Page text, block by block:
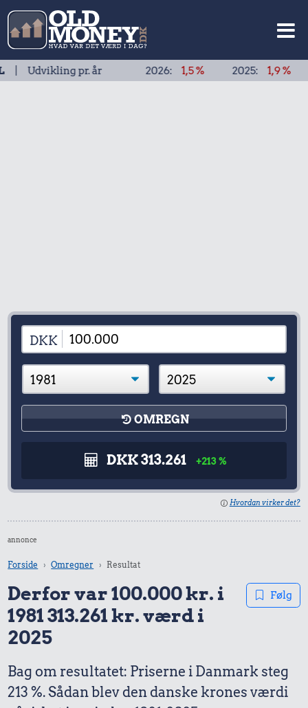
pr. år2026: 1,5 % 2025: 1,9 % 2024:
DKK
OMREGN
DKK 313.261 +213 %
Hvordan virker det?
annonce
Forside Omregner Resultat
Derfor var 100.000 kr. i
1981 313.261 kr. værd i
2025
Følg
Bag om resultatet: Priserne i Danmark steg
213 %. Sådan blev den danske krones værdi